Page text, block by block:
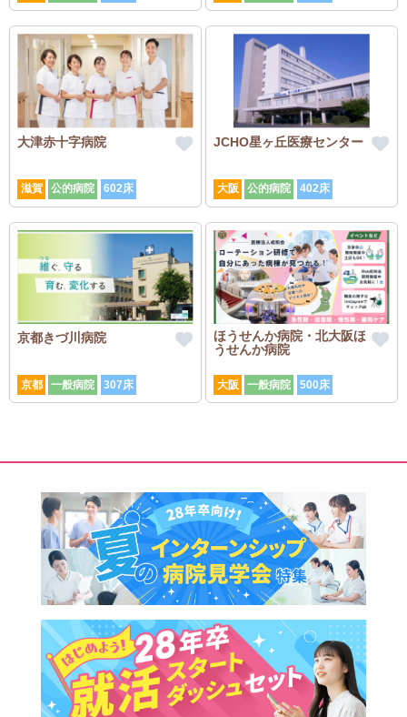
大津赤十字病院
滋賀 公的病院 602床
JCHO星ヶ丘医療センター
大阪 公的病院 402床
京都きづ川病院
京都 一般病院 307床
ほうせんか病院・北大阪ほ
うせんか病院
大阪 一般病院 500床